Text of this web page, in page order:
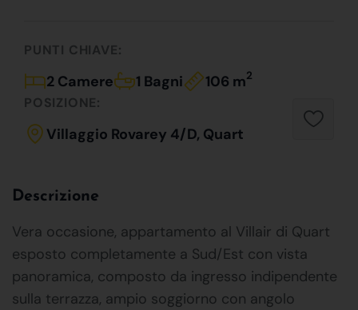
PUNTI CHIAVE:
2 Camere 1 Bagni 106 m2
POSIZIONE:
Villaggio Rovarey 4/D, Quart
Descrizione
Vera occasione, appartamento al Villair di Quart
esposto completamente a Sud/Est con vista
panoramica, composto da ingresso indipendente
sulla terrazza, ampio soggiorno con angolo